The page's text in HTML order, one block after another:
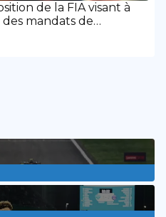
de la FIA visant à
mandats de